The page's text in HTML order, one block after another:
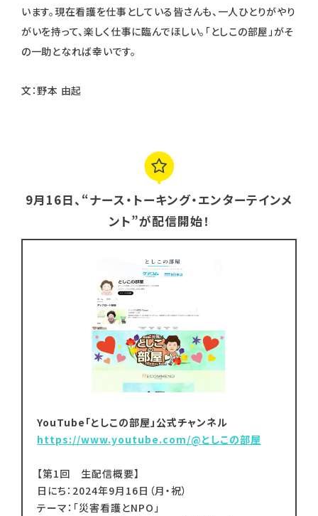
います。現在看護を仕事としている皆さんも、一人ひとりがやり
がいを持って、楽しく仕事に臨んでほしい。「としこの部屋」がそ
の一助となれば幸いです。
文：野本 由起
9月16日、“ナース・トーキング・エンターテインメ
ント”が配信開始！
YouTube「としこの部屋」公式チャンネル
https://www.youtube.com/@としこの部屋
【第1回 生配信概要】
日にち：2024年9月16日（月・祝）
テーマ：「災害看護とNPO」